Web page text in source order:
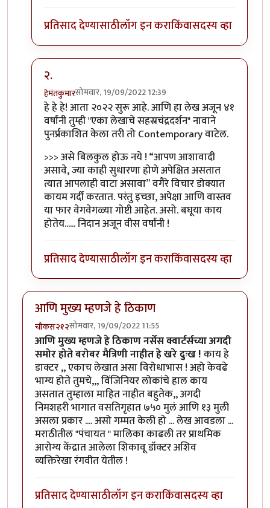
प्रतिसाद देण्यासाठीलॉग इन कराकिंवासदस्य व्हा
२.
हेमंतकुमारसोमवार, 19/09/2022 12:39
In reply toरोचक आठवणीbyतुषार काळभोर
हे हे हे! आता २०२२ सुरू आहे. आणि हा लेख अजून ४१
वर्षांनी तुम्ही "एका लेखाचे सहस्रचंद्रदर्शन" नावाने
पुनर्प्रकाशित केला तरी तो Contemporary वाटेल.
>>> असे बिलकुल होऊ नये ! “आपण आशावादी
असावे, ज्या काही सुधारणा होणे अपेक्षित असतात
त्यात आपलाही वाटा असावा” वगैरे विचार डोक्यात
कायम गर्दी करतात. परंतु इच्छा, अपेक्षा आणि वास्तव
या फार वेगवेगळ्या गोष्टी आहेत. असो. बघूया काय
होतेय...... निदान अजून वीस वर्षांनी !
प्रतिसाद देण्यासाठीलॉग इन कराकिंवासदस्य व्हा
आणि मुख्य म्हणजे हे ठिकाण
चौकस२१२सोमवार, 19/09/2022 11:55
आणि मुख्य म्हणजे हे ठिकाण नर्सेस क्वार्टर्सच्या अगदी
समोर होते बरोबर मैत्रिणी नाहीत हे खरे दुःख !काय हे
डाक्टर ,, एकाच लेखात असा विरोधाभास ! अहो केवढे
भाग्य होते तुमचे,,, विंजिनियर लोकांचे हाल काय
असतात तुम्हाला माहित नाहीत बहुतेक,, अगदी
निमशहरी भागात वसतिगृहात ७५० मुलं आणि १३ मुली
असला प्रकार .... असो गम्मत केली हो ... लेख आवडला ...
मराठीतील "पंचायत " मालिका काढली तर प्राथमिक
आरोग्य केंद्रात आलेला शिकावू डॉक्टर अशिव
व्यक्तिरेखा रंगवीत येतील !
प्रतिसाद देण्यासाठीलॉग इन कराकिंवासदस्य व्हा